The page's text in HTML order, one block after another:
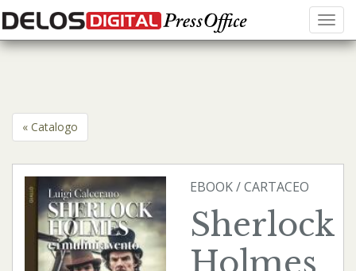
Menu
« Catalogo
EBOOK/CARTACEO
Sherlock
Holmes